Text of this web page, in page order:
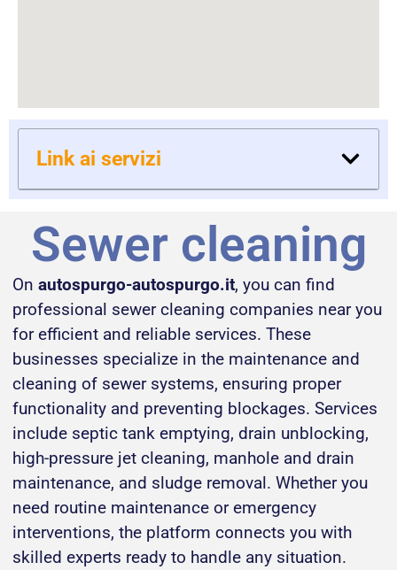
Link ai servizi
Sewer cleaning
On autospurgo-autospurgo.it, you can find
professional sewer cleaning companies near you
for efficient and reliable services. These
businesses specialize in the maintenance and
cleaning of sewer systems, ensuring proper
functionality and preventing blockages. Services
include septic tank emptying, drain unblocking,
high-pressure jet cleaning, manhole and drain
maintenance, and sludge removal. Whether you
need routine maintenance or emergency
interventions, the platform connects you with
skilled experts ready to handle any situation.